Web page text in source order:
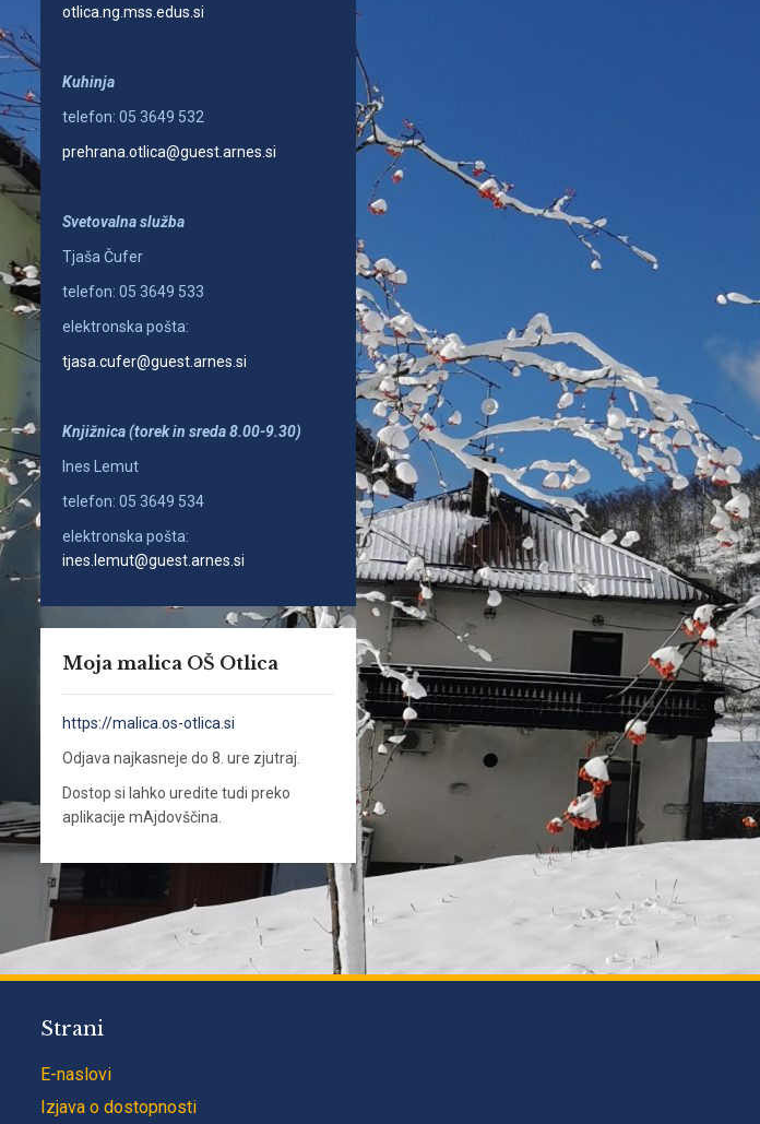
otlica.ng.mss.edus.si
Kuhinja
telefon: 05 3649 532
prehrana.otlica@guest.arnes.si
Svetovalna služba
Tjaša Čufer
telefon: 05 3649 533
elektronska pošta:
tjasa.cufer@guest.arnes.si
Knjižnica (torek in sreda 8.00-9.30)
Ines Lemut
telefon: 05 3649 534
elektronska pošta:
ines.lemut@guest.arnes.si
Moja malica OŠ Otlica
https://malica.os-otlica.si
Odjava najkasneje do 8. ure zjutraj.
Dostop si lahko uredite tudi preko
aplikacije mAjdovščina.
Strani
E-naslovi
Izjava o dostopnosti